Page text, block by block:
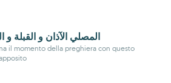
المصلي الآذان و القبلة
il momento della preghiera con questo